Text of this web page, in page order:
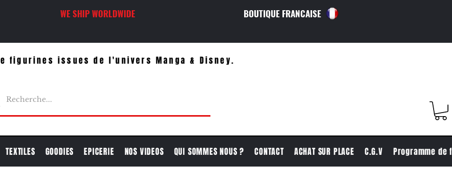
WE SHIP WORLDWIDE BOUTIQUE FRANCAISE
figurines issues de l'univers Manga & Disney.
TEXTILES GOODIES EPICERIE NOS VIDEOS QUI SOMMES NOUS ? CONTACT ACHAT SUR PLACE C.G.V Programme de